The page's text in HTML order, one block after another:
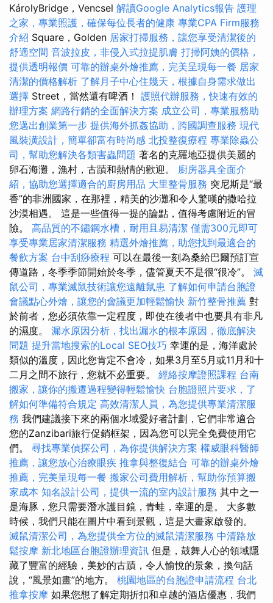
KárolyBridge，Vencsel 解讀Google Analytics報告 護理
之家，專業照護，確保每位長者的健康 專業CPA Firm服務
介紹 Square，Golden 居家打掃服務，讓您享受清潔後的
舒適空間 音波拉皮，非侵入式拉提肌膚 打掃阿姨的價格，
提供透明報價 可靠的辦桌外燴推薦，完美呈現每一餐 居家
清潔的價格解析 了解月子中心住幾天，根據自身需求做出
選擇 Street，當然還有啤酒！ 護照代辦服務，快速有效的
辦理方案 網路行銷的全面解決方案 成立公司，專業服務助
您邁出創業第一步 提供海外抓姦協助，跨國調查服務 現代
風裝潢設計，簡單卻富有時尚感 北投整復療程 專業除蟲公
司，幫助您解決各類害蟲問題 著名的克羅地亞提供美麗的
卵石海灘，漁村，古蹟和熱情的歡迎。 廚房器具全面介
紹，協助您選擇適合的廚房用品 大里整骨服務 突尼斯是“最
香”的非洲國家，在那裡，精美的沙灘和令人驚嘆的撒哈拉
沙漠相遇。 這是一些值得一提的論點，值得考慮附近的冒
險。 高品質的不鏽鋼水槽，耐用且易清潔 僅需300元即可
享受專業居家清潔服務 精選外燴推薦，助您找到最適合的
餐飲方案 台中刮痧療程 可以在最後一刻為桑給巴爾預訂宣
傳道路，冬季季節開始於冬季，儘管夏天不是很“很冷”。 滅
鼠公司，專業滅鼠技術讓您遠離鼠患 了解如何申請台胞證
會議點心外燴，讓您的會議更加輕鬆愉快 新竹整骨推薦 對
於前者，您必須依靠一定程度，即使在後者中也要具有非凡
的濕度。 漏水原因分析，找出漏水的根本原因，徹底解決
問題 提升當地搜索的Local SEO技巧 幸運的是，海洋處於
類似的溫度，因此您肯定不會冷，如果3月至5月或11月和十
二月之間不旅行，您就不必重要。 經絡按摩證照課程 台南
搬家，讓你的搬遷過程變得輕鬆愉快 台胞證照片要求，了
解如何準備符合規定 高效清潔人員，為您提供專業清潔服
務 我們建議接下來的兩個水域愛好者計劃，它們非常適合
您的Zanzibari旅行促銷框架，因為您可以完全免費使用它
們。 尋找專業偵探公司，為你提供解決方案 權威眼科醫師
推薦，讓您放心治療眼疾 推拿與整復結合 可靠的辦桌外燴
推薦，完美呈現每一餐 搬家公司費用解析，幫助你預算搬
家成本 知名設計公司，提供一流的室內設計服務 其中之一
是海豚，您只需要潛水護目鏡，青蛙，幸運的是。 大多數
時候，我們只能在圖片中看到景觀，這是大畫家啟發的。
滅鼠清潔公司，為您提供全方位的滅鼠清潔服務 中清路放
鬆按摩 新北地區台胞證辦理資訊 但是，鼓舞人心的領域隱
藏了豐富的經驗，美妙的古蹟，令人愉悅的景象，換句話
說，“風景如畫”的地方。 桃園地區的台胞證申請流程 台北
推拿按摩 如果您想了解定期折扣和卓越的酒店優惠，我們